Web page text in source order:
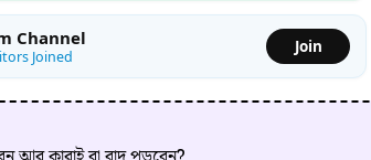
Channel
Joined
Join